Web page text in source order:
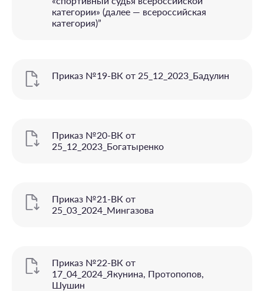
категории» (далее — всероссийская
категория)”
Приказ №19-ВК от 25_12_2023_Бадулин
Приказ №20-ВК от
25_12_2023_Богатыренко
Приказ №21-ВК от
25_03_2024_Мингазова
Приказ №22-ВК от
17_04_2024_Якунина, Протопопов,
Шушин